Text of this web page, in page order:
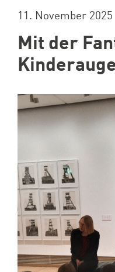
Vor Ort
Mitmachen
Wir
Projekte
11. November 2025
Mit der